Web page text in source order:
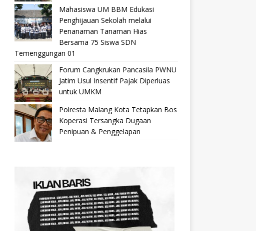
Mahasiswa UM BBM Edukasi
Penghijauan Sekolah melalui
Penanaman Tanaman Hias
Bersama 75 Siswa SDN
Temenggungan 01
Forum Cangkrukan Pancasila PWNU
Jatim Usul Insentif Pajak Diperluas
untuk UMKM
Polresta Malang Kota Tetapkan Bos
Koperasi Tersangka Dugaan
Penipuan & Penggelapan